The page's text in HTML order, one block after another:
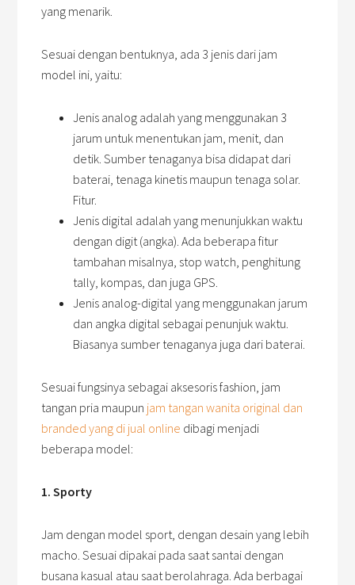
yang menarik.
Sesuai dengan bentuknya, ada 3 jenis dari jam
model ini, yaitu:
Jenis analog adalah yang menggunakan 3
jarum untuk menentukan jam, menit, dan
detik. Sumber tenaganya bisa didapat dari
baterai, tenaga kinetis maupun tenaga solar.
Fitur.
Jenis digital adalah yang menunjukkan waktu
dengan digit (angka). Ada beberapa fitur
tambahan misalnya, stop watch, penghitung
tally, kompas, dan juga GPS.
Jenis analog-digital yang menggunakan jarum
dan angka digital sebagai penunjuk waktu.
Biasanya sumber tenaganya juga dari baterai.
Sesuai fungsinya sebagai aksesoris fashion, jam
tangan pria maupun jam tangan wanita original dan
branded yang di jual online dibagi menjadi
beberapa model:
1. Sporty
Jam dengan model sport, dengan desain yang lebih
macho. Sesuai dipakai pada saat santai dengan
busana kasual atau saat berolahraga. Ada berbagai